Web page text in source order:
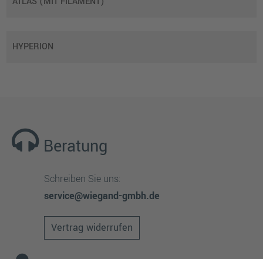
HYPERION
Beratung
Schreiben Sie uns:
service@wiegand-gmbh.de
Vertrag widerrufen